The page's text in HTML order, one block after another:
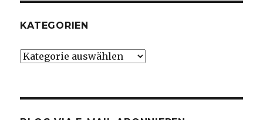
KATEGORIEN
Kategorien